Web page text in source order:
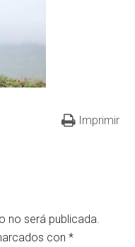
Imprimir
no será publicada.
con*